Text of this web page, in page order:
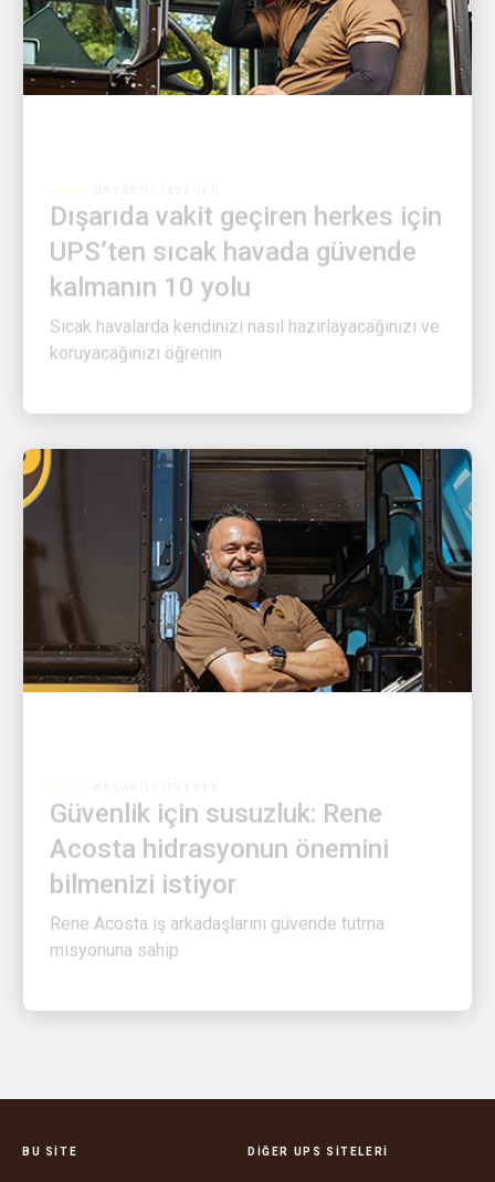
UPS’ten sıcak havada güvende
kalmanın 10 yolu
Sıcak havalarda kendinizi nasıl hazırlayacağınızı ve
koruyacağınızı öğrenin
Acosta hidrasyonun önemini
bilmenizi istiyor
Rene Acosta iş arkadaşlarını güvende tutma
misyonuna sahip
BU SITE DIĞER UPS SITELERI